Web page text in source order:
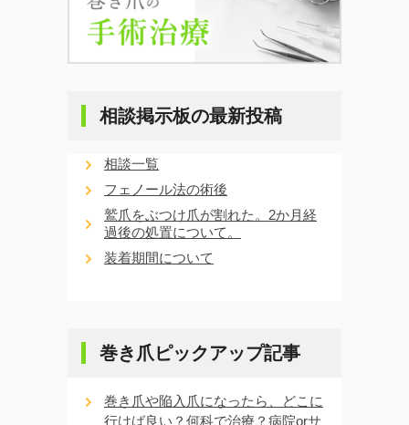
相談掲示板の最新投稿
相談一覧
フェノール法の術後
鷲爪をぶつけ爪が割れた。2か月経
過後の処置について。
装着期間について
巻き爪ピックアップ記事
巻き爪や陥入爪になったら、どこに
行けば良い？何科で治療？病院orサ